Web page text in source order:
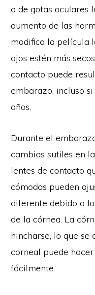
o de gotas oculares
aumento de las
modifica la película
ojos estén más
contacto puede
embarazo, incluso
años.
Durante el
cambios sutiles en
lentes de contacto
cómodas pueden
diferente debido a
de la córnea. La
hincharse, lo que se
corneal puede
fácilmente.